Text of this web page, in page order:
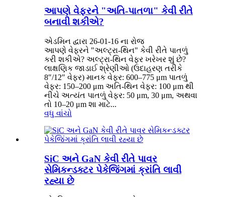
આપણે વેફરને "અતિ-પાતળા" કેવી રીતે
બનાવી શકીએ?
એડમિન દ્વારા 26-01-16 ના રોજ
આપણે વેફરને "અલ્ટ્રા-થિન" કેવી રીતે પાતળું
કરી શકીએ? અલ્ટ્રા-થિન વેફર ખરેખર શું છે?
લાક્ષણિક જાડાઈ શ્રેણીઓ (ઉદાહરણ તરીકે
8″/12″ વેફર) માનક વેફર: 600–775 μm પાતળું
વેફર: 150–200 μm અતિ-થિન વેફર: 100 μm થી
નીચે અત્યંત પાતળું વેફર: 50 μm, 30 μm, અથવા
તો 10–20 μm શા માટે...
વધુ વાંચો
SiC અને GaN કેવી રીતે પાવર
સેમિકન્ડક્ટર પેકેજિંગમાં ક્રાંતિ લાવી
રહ્યા છે